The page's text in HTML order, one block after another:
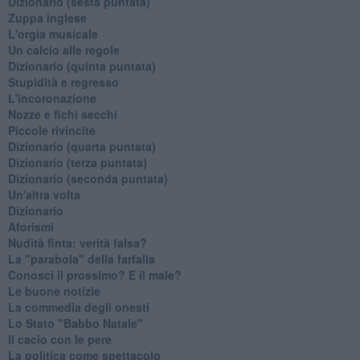
Zuppa inglese
L'orgia musicale
Un calcio alle regole
Dizionario (quinta puntata)
Stupidità e regresso
L'incoronazione
Nozze e fichi secchi
Piccole rivincite
​Dizionario (quarta puntata)
​Dizionario (terza puntata)
​Dizionario (seconda puntata)
Un'altra volta
Dizionario
Aforismi
Nudità finta: verità falsa?
La "parabola" della farfalla
Conosci il prossimo? E il male?
Le buone notizie
La commedia degli onesti
Lo Stato "Babbo Natale"
Il cacio con le pere
La politica come spettacolo